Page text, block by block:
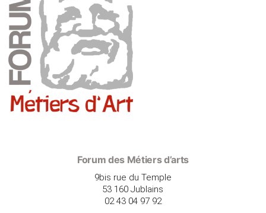
Forum des Métiers d’arts
9bis rue du Temple
53 160 Jublains
02 43 04 97 92